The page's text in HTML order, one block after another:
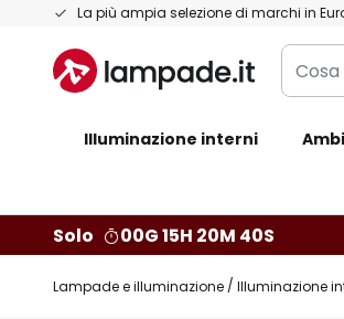
La più ampia selezione di marchi in
Salta
contenuto
Cosa
stai
Illuminazione interni
Solo 00G 15H 20M 39S
Lampade e illuminazione Illuminazione